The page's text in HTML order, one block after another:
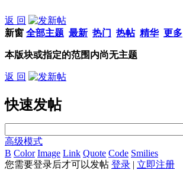
返 回
新窗 全部主题 最新 热门 热帖 精华 更多
本版块或指定的范围内尚无主题
返 回
快速发帖
高级模式
B Color Image Link Quote Code Smilies
您需要登录后才可以发帖 登录 | 立即注册